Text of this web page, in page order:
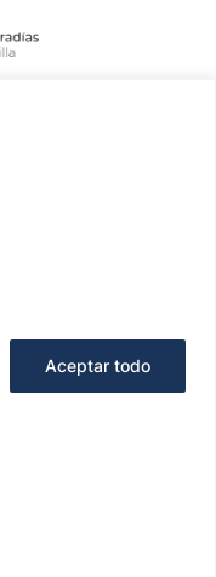
Aceptar todo